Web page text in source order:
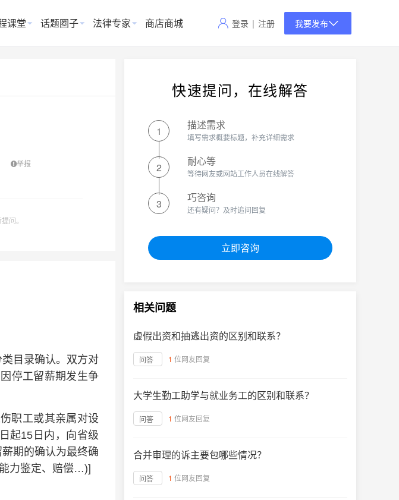
课堂 话题圈子 法律专家 商店商城 登录 | 注册 我要发布
举报
问。
目录确认。双方对
停工留薪期发生争
职工或其亲属对设
起15日内，向省级
期的确认为最终确
力鉴定、赔偿…)]
快速提问，在线解答
1 描述需求
填写需求概要标题，补充详细需求
2 耐心等
等待网友或网站工作人员在线解答
3 巧咨询
还有疑问？及时追问回复
立即咨询
相关问题
虚假出资和抽逃出资的区别和联系？
问答 1 位网友回复
大学生勤工助学与就业务工的区别和联系？
问答 1 位网友回复
合并审理的诉主要包哪些情况？
问答 1 位网友回复